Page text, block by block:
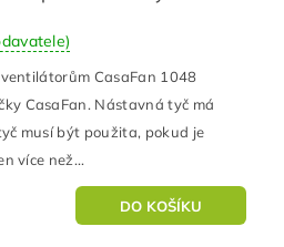
CasaFan 1048
CasaFan. Nástavná tyč má
musí být použita, pokud je
více než...